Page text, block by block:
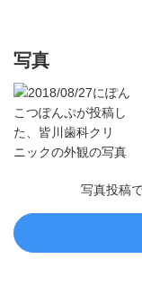
写真
写真投稿